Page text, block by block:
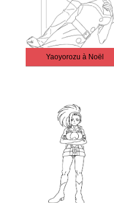
Yaoyorozu à Noël